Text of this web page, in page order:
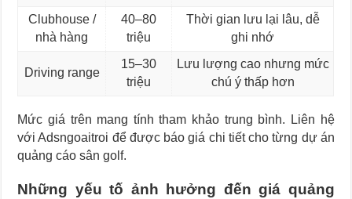
Clubhouse /
nhà hàng
40–80
triệu
Thời gian lưu lại lâu, dễ
ghi nhớ
Driving range
15–30
triệu
Lưu lượng cao nhưng mức
chú ý thấp hơn
Mức giá trên mang tính tham khảo trung bình. Liên hệ
với Adsngoaitroi để được báo giá chi tiết cho từng dự án
quảng cáo sân golf.
Những yếu tố ảnh hưởng đến giá quảng